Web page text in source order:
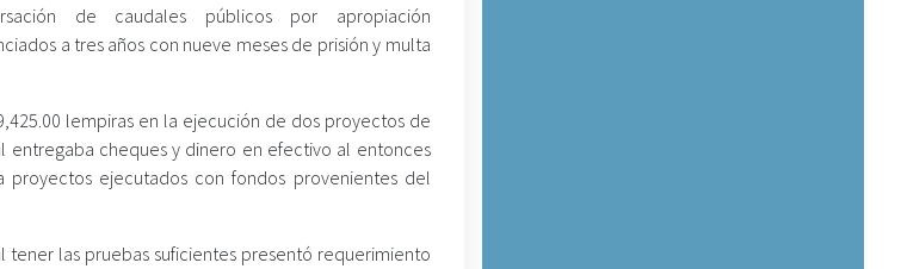
de caudales públicos por apropiación
a tres años con nueve meses de prisión y multa
lempiras en la ejecución de dos proyectos de
entregaba cheques y dinero en efectivo al entonces
ejecutados con fondos provenientes del
tener las pruebas suficientes presentó requerimiento